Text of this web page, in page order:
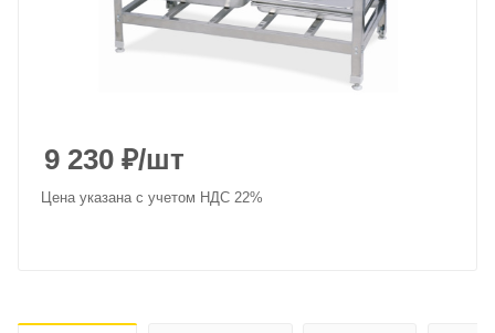
9 230 ₽/шт
Цена указана с учетом НДС 22%